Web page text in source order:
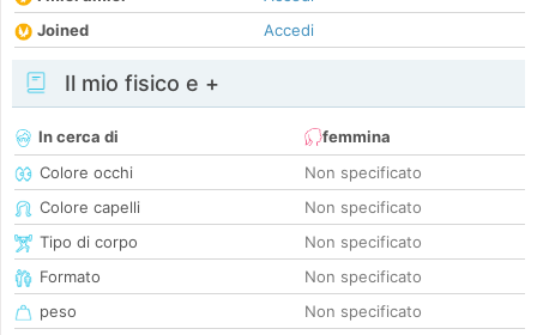
Joined
Accedi
Il mio fisico e +
In cerca di
femmina
Colore occhi
Non specificato
Colore capelli
Non specificato
Tipo di corpo
Non specificato
Formato
Non specificato
peso
Non specificato